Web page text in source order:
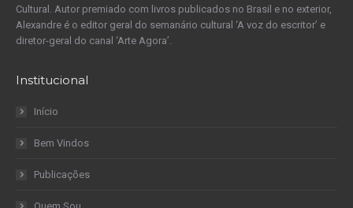
Cultural. Autor premiado com livros publicados no Brasil e no exterior,
Alexandre é o editor geral do semanário cultural ‘A voz do escritor’ e
diretor-geral do canal ‘Arte Agora’.
Institucional
Início
Bem Vindos
Publicações